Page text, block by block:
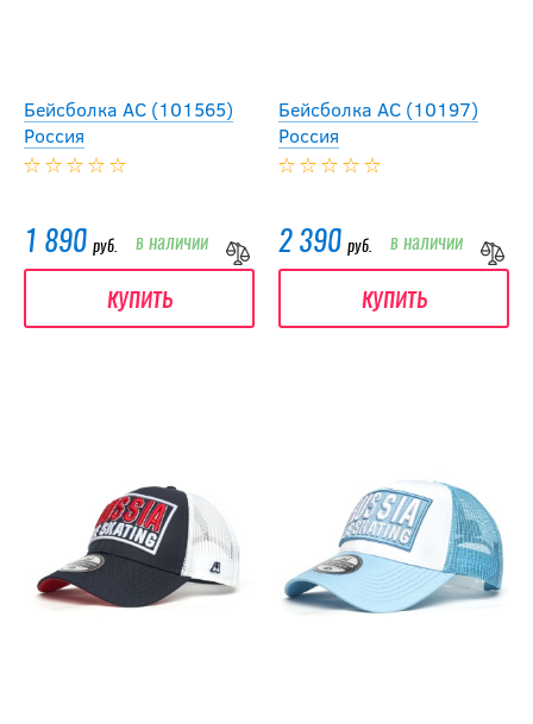
Бейсболка АС (101565)
Россия
1 890 руб. в наличии
купить
Бейсболка АС (10197)
Россия
2 390 руб. в наличии
купить